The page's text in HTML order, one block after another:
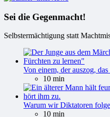
Sei die Gegenmacht!
Selbstermächtigung statt
Von einem, der auszog,
10 min
Warum wir Diktatoren
10 min